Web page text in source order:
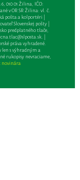
010 01 Žilina, IČO:
v OR SR Žilina: vl. č.
pošta a kolportéri |
Slovenskej pošty |
predplatného tlače,
. |
práva vyhradené.
s výhradným a
rukopisy nevraciame,
novinára